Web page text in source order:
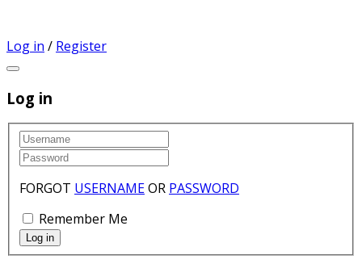
Log in / Register
Log in
FORGOT USERNAMEOR PASSWORD
Remember Me